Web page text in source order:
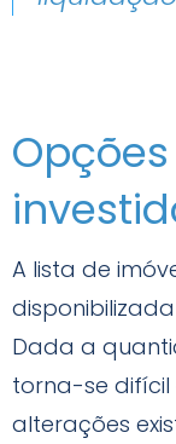
A lista de
Dada a
torna-se
alterações